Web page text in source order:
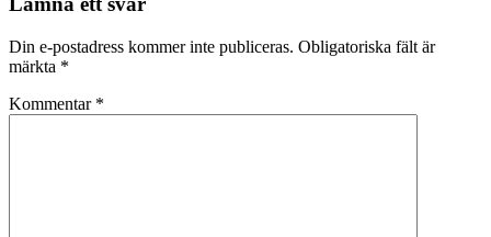
Din e-postadress kommer inte publiceras. Obligatoriska fält är
märkta *
Kommentar *